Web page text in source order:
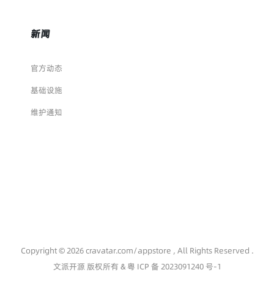
新闻
官方动态
基础设施
维护通知
Copyright © 2026 cravatar.com/appstore , All Rights Reserved .
文派开源 版权所有 &粤 ICP 备 2023091240 号-1